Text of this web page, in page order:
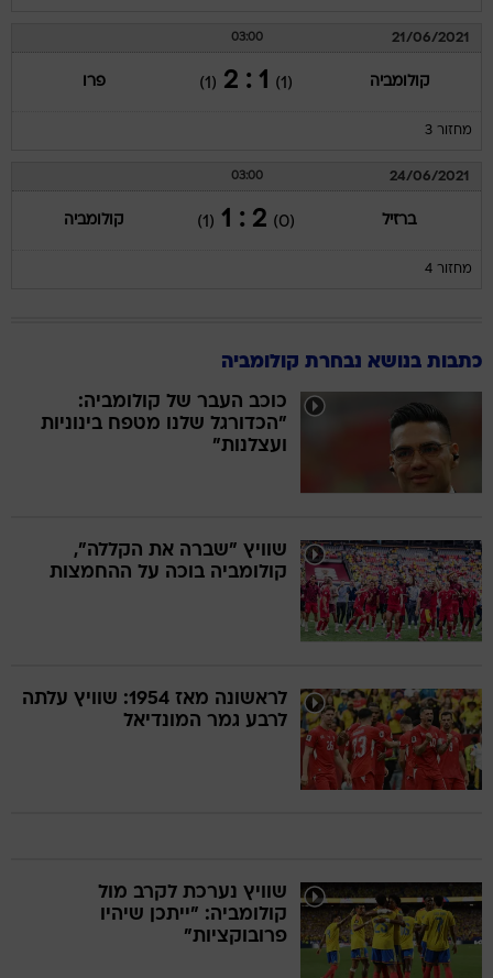
21/06/2021
03:00
קולומביה (1)
1 : 2
(1) פרו
מחזור 3
24/06/2021
03:00
ברזיל (0)
2 : 1
(1) קולומביה
מחזור 4
כתבות בנושא נבחרת קולומביה
כוכב העבר של קולומביה:
"הכדורגל שלנו מטפח בינוניות
ועצלנות"
שוויץ "שברה את הקללה",
קולומביה בוכה על ההחמצות
לראשונה מאז 1954: שוויץ עלתה
לרבע גמר המונדיאל
שוויץ נערכת לקרב מול
קולומביה: "ייתכן שיהיו
פרובוקציות"